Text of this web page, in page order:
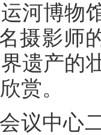
河博物
摄影师
遗产的
赏。
议中心